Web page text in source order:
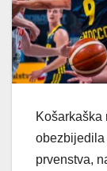
Košarkaška
obezbijedila
prvenstva,